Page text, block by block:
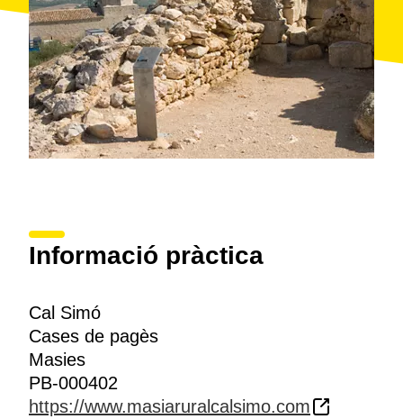
Informació pràctica
Cal Simó
Cases de pagès
Masies
PB-000402
https://www.masiaruralcalsimo.com